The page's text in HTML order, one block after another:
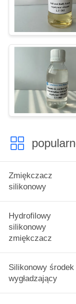
Zmiękczacz
silikonowy
Hydrofilowy
silikonowy
zmiękczacz
Silikonowy środek
wygładzający